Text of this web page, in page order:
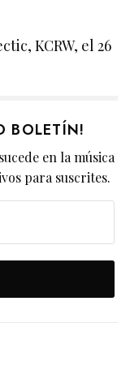
KCRW, el 26
BOLETÍN!
en la música
para suscrites.